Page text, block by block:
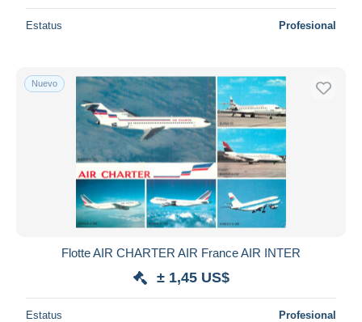
Estatus Profesional
Nuevo
Flotte AIR CHARTER AIR France AIR INTER
± 1,45 US$
Estatus Profesional